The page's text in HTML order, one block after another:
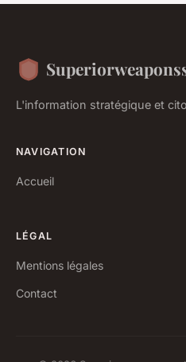
L'information stratégique et
NAVIGATION
Accueil
LÉGAL
Mentions légales
Contact